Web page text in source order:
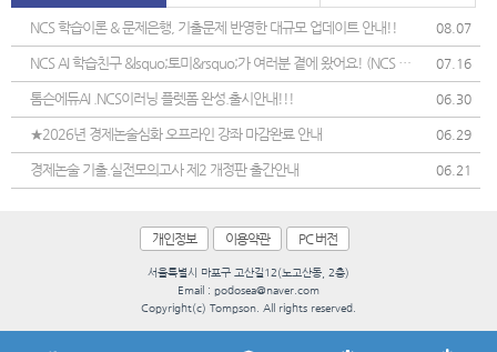
NCS 학습이론 & 문제은행, 기출문제 반영한 대규모 업데이트 안내!! 08.07
NCS AI 학습친구 &lsquo;토미&rsquo;가 여러분 곁에 왔어요! (NCS 학
습 도우미 정식 오픈)
07.16
톰슨에듀AI .NCS이러닝 플렛폼 완성.출시안내!!! 06.30
★2026년 경제논술심화 오프라인 강좌 마감완료 안내 06.29
경제논술 기출.실전모의고사 제2 개정판 출간안내 06.21
개인정보 이용약관 PC 버전
서울특별시 마포구 고산길12(노고산동, 2층)
Email : podosea@naver.com
Copyright(c) Tompson. All rights reserved.